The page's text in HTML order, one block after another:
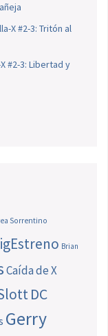
X #2-3: Tritón al
#2-3: Libertad y
Sorrentino
Brian
Caída de X
DC
Gerry